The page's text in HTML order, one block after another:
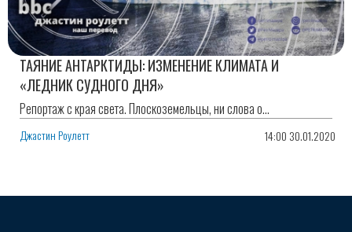
ТАЯНИЕ АНТАРКТИДЫ: ИЗМЕНЕНИЕ КЛИМАТА И
«ЛЕДНИК СУДНОГО ДНЯ»
Репортаж с края света. Плоскоземельцы, ни слова о...
Джастин Роулетт 14:00 30.01.2020